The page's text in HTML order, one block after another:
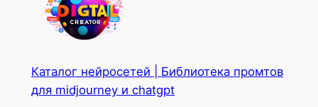
Каталог нейросетей | Библиотека промтов
для midjourney и chatgpt